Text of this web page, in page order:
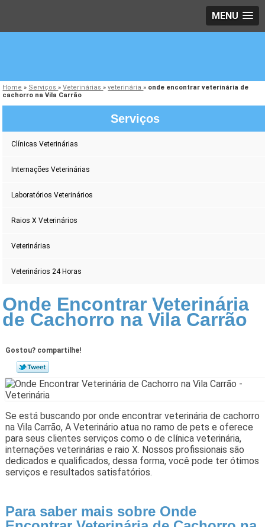
MENU
Home » Serviços»Veterinárias»veterinária» onde encontrar veterinária de
cachorro na Vila Carrão
Serviços
Clínicas Veterinárias
Internações Veterinárias
Laboratórios Veterinários
Raios X Veterinários
Veterinárias
Veterinários 24 Horas
Onde Encontrar Veterinária
de Cachorro na Vila Carrão
Gostou? compartilhe!
Se está buscando por onde encontrar veterinária de cachorro
na Vila Carrão, A Veterinário atua no ramo de pets e oferece
para seus clientes serviços como o de clínica veterinária,
internações veterinárias e raio X. Nossos profissionais são
dedicados e qualificados, dessa forma, você pode ter ótimos
serviços e resultados satisfatórios.
Para saber mais sobre Onde